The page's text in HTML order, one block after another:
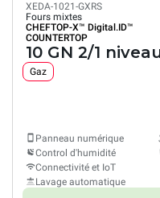
XEDA-1021-GXRS
Fours mixtes
CHEFTOP-X™ Digital.ID™
COUNTERTOP
10 GN 2/1
Gaz
Panneau numérique
Control d'humidité
Connectivité et IoT
Lavage automatique